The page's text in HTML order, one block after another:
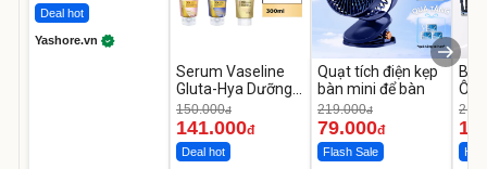
Deal hot
Yashore.vn
Serum Vaseline
Gluta-Hya Dưỡng
Da Sáng Mịn Sau 7
Ngày
150.000đ
141.000đ
Deal hot
Quạt tích điện kẹp
bàn mini để bàn
219.000đ
79.000đ
Flash Sale
Ô
Hot